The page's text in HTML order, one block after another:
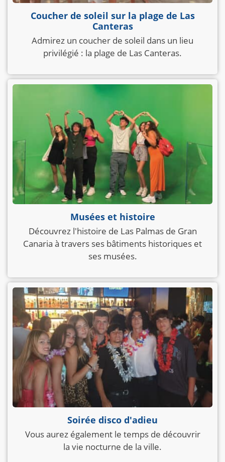
Coucher de soleil sur la plage de Las
Canteras
Admirez un coucher de soleil dans un lieu
privilégié : la plage de Las Canteras.
Musées et histoire
Découvrez l'histoire de Las Palmas de Gran
Canaria à travers ses bâtiments historiques et
ses musées.
Soirée disco d'adieu
Vous aurez également le temps de découvrir
la vie nocturne de la ville.